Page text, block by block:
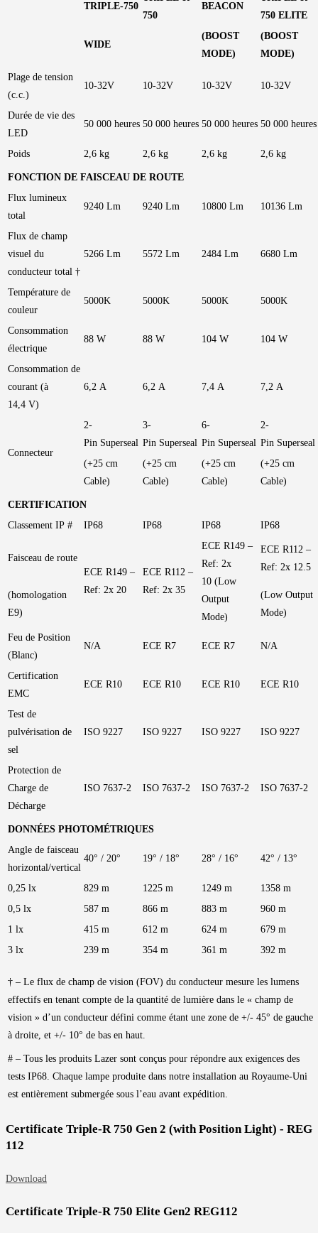
TRIPLE-750
750
BEACON
750 ELITE
WIDE
(BOOST
MODE)
(BOOST
MODE)
Plage de tension
(c.c.)
10-32V 10-32V 10-32V 10-32V
Durée de vie des
LED
50 000 heures 50 000 heures 50 000 heures 50 000 heures
Poids 2,6 kg 2,6 kg 2,6 kg 2,6 kg
FONCTION DE FAISCEAU DE ROUTE
Flux lumineux
total
9240 Lm 9240 Lm 10800 Lm 10136 Lm
Flux de champ
visuel du
conducteur total †
5266 Lm 5572 Lm 2484 Lm 6680 Lm
Température de
couleur
5000K 5000K 5000K 5000K
Consommation
électrique
88 W 88 W 104 W 104 W
Consommation de
courant (à
14,4 V)
6,2 A 6,2 A 7,4 A 7,2 A
Connecteur
2-
Pin Superseal
3-
Pin Superseal
6-
Pin Superseal
2-
Pin Superseal
(+25 cm
Cable)
(+25 cm
Cable)
(+25 cm
Cable)
(+25 cm
Cable)
CERTIFICATION
Classement IP #
IP68 IP68 IP68 IP68
Faisceau de route
ECE R149 –
Ref: 2x 20
ECE R112 –
Ref: 2x 35
ECE R149 –
Ref: 2x
10 (Low
Output
Mode)
ECE R112 –
Ref: 2x 12.5
(homologation
E9)
(Low Output
Mode)
Feu de Position
(Blanc)
N/A ECE R7 ECE R7 N/A
Certification
EMC
ECE R10 ECE R10 ECE R10 ECE R10
Test de
pulvérisation de
sel
ISO 9227 ISO 9227 ISO 9227 ISO 9227
Protection de
Charge de
Décharge
ISO 7637-2 ISO 7637-2 ISO 7637-2 ISO 7637-2
DONNÉES PHOTOMÉTRIQUES
Angle de faisceau
horizontal/vertical
40° / 20° 19° / 18° 28° / 16° 42° / 13°
0,25 lx 829 m 1225 m 1249 m
1358 m
0,5 lx
587 m 866 m 883 m
960 m
1 lx
415 m 612 m 624 m
679 m
3 lx
239 m 354 m 361 m 392 m
† – Le flux de champ de vision (FOV) du conducteur mesure les lumens
effectifs en tenant compte de la quantité de lumière dans le « champ de
vision » d’un conducteur défini comme étant une zone de +/- 45° de gauche
à droite, et +/- 10° de bas en haut.
# – Tous les produits Lazer sont conçus pour répondre aux exigences des
tests IP68. Chaque lampe produite dans notre installation au Royaume-Uni
est entièrement submergée sous l’eau avant expédition.
Certificate Triple-R 750 Gen 2 (with Position Light) - REG
112
Download
Certificate Triple-R 750 Elite Gen2 REG112